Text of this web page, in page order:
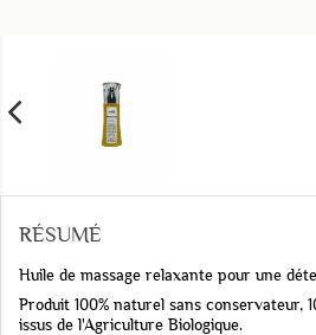
RÉSUMÉ
Huile de massage relaxante pour une
Produit 100% naturel sans conservateur,
issus de l'Agriculture Biologique.